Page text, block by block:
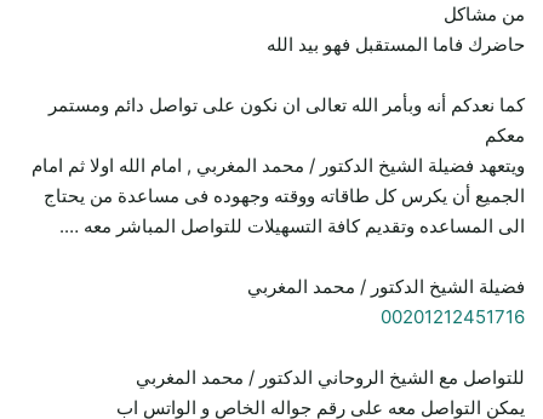
من مشاكل
حاضرك فاما المستقبل فهو بيد الله
كما نعدكم أنه وبأمر الله تعالى ان نكون على تواصل دائم ومستمر
معكم
ويتعهد فضيلة الشيخ الدكتور / محمد المغربي , امام الله اولا ثم امام
الجميع أن يكرس كل طاقاته ووقته وجهوده فى مساعدة من يحتاج
الى المساعده وتقديم كافة التسهيلات للتواصل المباشر معه ….
فضيلة الشيخ الدكتور / محمد المغربي
00201212451716
للتواصل مع الشيخ الروحاني الدكتور / محمد المغربي
يمكن التواصل معه على رقم جواله الخاص و الواتس اب